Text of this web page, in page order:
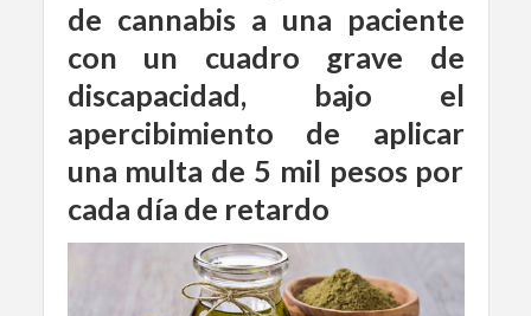
de cannabis a una paciente
con un cuadro grave de
discapacidad, bajo el
apercibimiento de aplicar
una multa de 5 mil pesos por
cada día de retardo